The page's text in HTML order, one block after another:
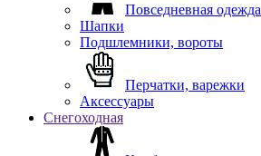
Повседневная одежда
Шапки
Подшлемники, вороты
Перчатки, варежки
Аксессуары
Снегоходная